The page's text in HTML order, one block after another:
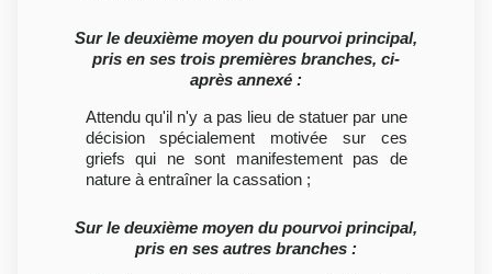
Sur le deuxième moyen du pourvoi principal,
pris en ses trois premières branches, ci-
après annexé :
Attendu qu'il n'y a pas lieu de statuer par une
décision spécialement motivée sur ces
griefs qui ne sont manifestement pas de
nature à entraîner la cassation ;
Sur le deuxième moyen du pourvoi principal,
pris en ses autres branches :